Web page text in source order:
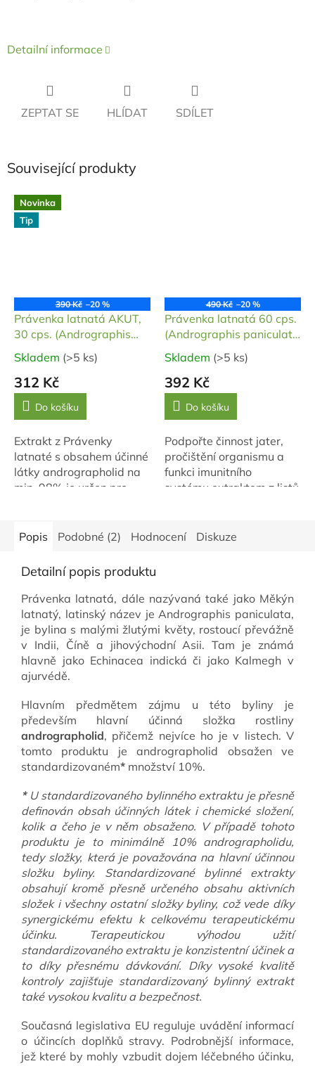
Detailní informace
ZEPTAT SE HLÍDAT SDÍLET
Související produkty
Novinka
Tip
390 Kč –20 %
Právenka latnatá AKUT,
30 cps. (Andrographis
Průměrné
hodnocení
produktu
5,0
z
5
hvězdiček.
Skladem (>5 ks)
312 Kč
Do košíku
Extrakt z Právenky
latnaté s obsahem účinné
látky andrographolid na
min. 98% je určen pro
imunitního systému.
490 Kč –20 %
Právenka latnatá 60 cps.
(Andrographis paniculata
Průměrné
hodnocení
produktu
5,0
z
5
hvězdiček.
Skladem (>5 ks)
392 Kč
Do košíku
Podpořte činnost jater,
pročištění organismu a
funkci imunitního
systému extraktem z listů
standardizovaným
Popis Podobné (2) Hodnocení Diskuze
Detailní popis produktu
Právenka latnatá, dále nazývaná také jako Měkýn
latnatý, latinský název je Andrographis paniculata,
je bylina s malými žlutými květy, rostoucí převážně
v Indii, Číně a jihovýchodní Asii. Tam je známá
hlavně jako Echinacea indická či jako Kalmegh v
ajurvédě.
Hlavním předmětem zájmu u této byliny je
především hlavní účinná složka rostliny
andrographolid, přičemž nejvíce ho je v listech. V
tomto produktu je andrographolid obsažen ve
standardizovaném* množství 10%.
*U standardizovaného bylinného extraktu je přesně
definován obsah účinných látek i chemické složení,
kolik a čeho je v něm obsaženo. V případě tohoto
produktu je to minimálně 10% andrographolidu,
tedy složky, která je považována na hlavní účinnou
složku byliny. Standardizované bylinné extrakty
obsahují kromě přesně určeného obsahu aktivních
složek i všechny ostatní složky byliny, což vede díky
synergickému efektu k celkovému terapeutickému
účinku. Terapeutickou výhodou užití
standardizovaného extraktu je konzistentní účinek a
to díky přesnému dávkování. Díky vysoké kvalitě
kontroly zajišťuje standardizovaný bylinný extrakt
také vysokou kvalitu a bezpečnost.
Současná legislativa EU reguluje uvádění informací
o účincích doplňků stravy. Podrobnější informace,
jež které by mohly vzbudit dojem léčebného účinku,